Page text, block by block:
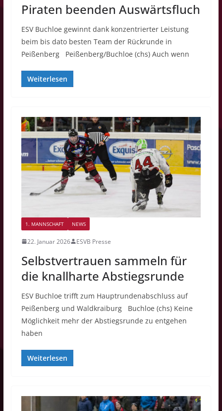
Piraten beenden Auswärtsfluch
ESV Buchloe gewinnt dank konzentrierter Leistung
beim bis dato besten Team der Rückrunde in
Peißenberg Peißenberg/Buchloe (chs) Auch wenn
Weiterlesen
1. MANNSCHAFT NEWS
22. Januar 2026 ESVB Presse
Selbstvertrauen sammeln für
die knallharte Abstiegsrunde
ESV Buchloe trifft zum Hauptrundenabschluss auf
Peißenberg und Waldkraiburg Buchloe (chs) Keine
Möglichkeit mehr der Abstiegsrunde zu entgehen
haben
Weiterlesen